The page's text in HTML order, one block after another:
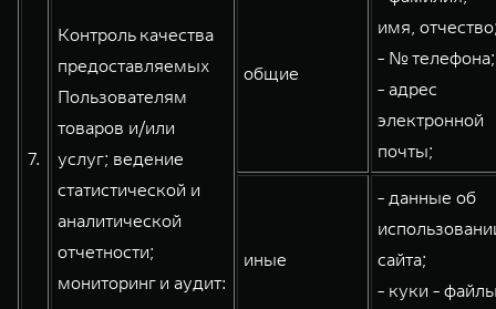
7.
Контроль качества
предоставляемых
Пользователям
товаров и/или
услуг; ведение
статистической и
аналитической
отчетности;
мониторинг и аудит:
общие
имя,
- № телефона;
- адрес
электронной
почты;
иные
- данные об
сайта;
- куки -